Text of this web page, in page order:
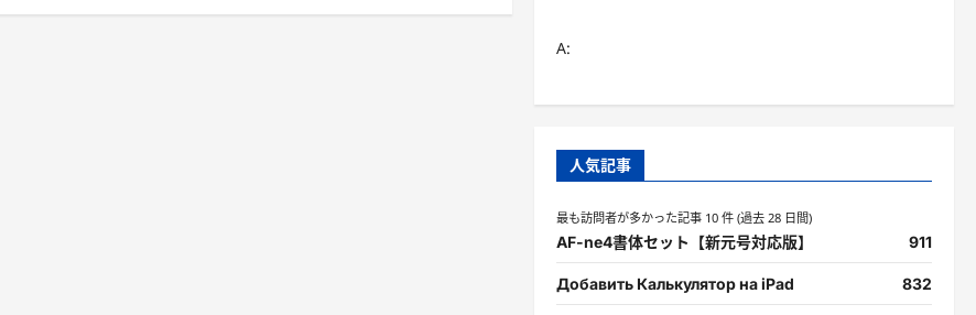
A:
人気記事
最も訪問者が多かった記事 10 件 (過去 28 日間)
AF-ne4書体セット【新元号対応版】 911
Добавить Калькулятор на iPad 832